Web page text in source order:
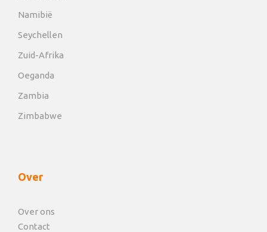
Namibië
Seychellen
Zuid-Afrika
Oeganda
Zambia
Zimbabwe
Over
Over ons
Contact